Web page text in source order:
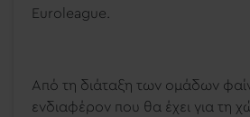
Euroleague.
Από τη διάταξη των ομάδων
ενδιαφέρον που θα έχει για τη